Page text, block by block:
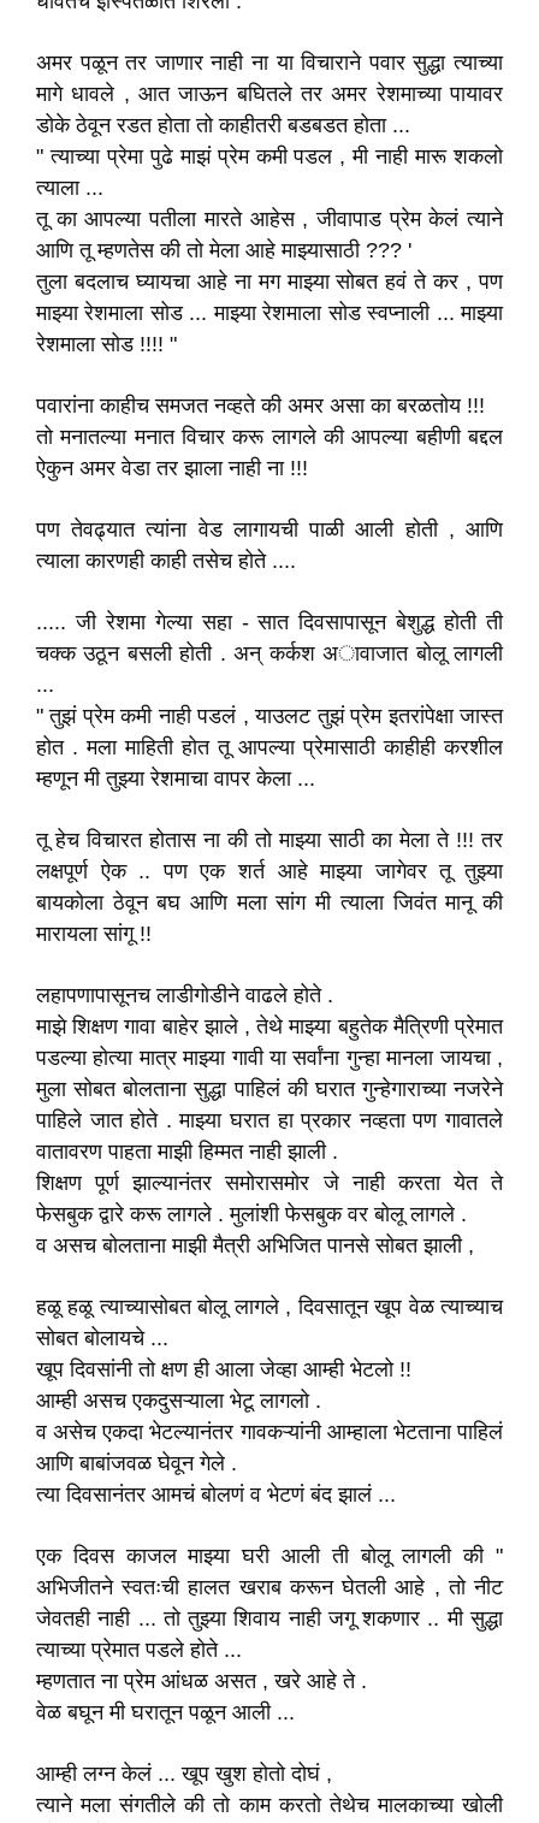
अमर पळून तर जाणार नाही ना या विचाराने पवार सुद्धा त्याच्या
मागे धावले , आत जाऊन बघितले तर अमर रेशमाच्या पायावर
डोके ठेवून रडत होता तो काहीतरी बडबडत होता ...
" त्याच्या प्रेमा पुढे माझं प्रेम कमी पडल , मी नाही मारू शकलो
त्याला ...
तू का आपल्या पतीला मारते आहेस , जीवापाड प्रेम केलं त्याने
आणि तू म्हणतेस की तो मेला आहे माझ्यासाठी ??? '
तुला बदलाच घ्यायचा आहे ना मग माझ्या सोबत हवं ते कर , पण
माझ्या रेशमाला सोड ... माझ्या रेशमाला सोड स्वप्नाली ... माझ्या
रेशमाला सोड !!!! "
पवारांना काहीच समजत नव्हते की अमर असा का बरळतोय !!!
तो मनातल्या मनात विचार करू लागले की आपल्या बहीणी बद्दल
ऐकुन अमर वेडा तर झाला नाही ना !!!
पण तेवढ्यात त्यांना वेड लागायची पाळी आली होती , आणि
त्याला कारणही काही तसेच होते ....
..... जी रेशमा गेल्या सहा - सात दिवसापासून बेशुद्ध होती ती
चक्क उठून बसली होती . अन् कर्कश अावाजात बोलू लागली
...
" तुझं प्रेम कमी नाही पडलं , याउलट तुझं प्रेम इतरांपेक्षा जास्त
होत . मला माहिती होत तू आपल्या प्रेमासाठी काहीही करशील
म्हणून मी तुझ्या रेशमाचा वापर केला ...
तू हेच विचारत होतास ना की तो माझ्या साठी का मेला ते !!! तर
लक्षपूर्ण ऐक .. पण एक शर्त आहे माझ्या जागेवर तू तुझ्या
बायकोला ठेवून बघ आणि मला सांग मी त्याला जिवंत मानू की
मारायला सांगू !!
लहापणापासूनच लाडीगोडीने वाढले होते .
माझे शिक्षण गावा बाहेर झाले , तेथे माझ्या बहुतेक मैत्रिणी प्रेमात
पडल्या होत्या मात्र माझ्या गावी या सर्वांना गुन्हा मानला जायचा ,
मुला सोबत बोलताना सुद्धा पाहिलं की घरात गुन्हेगाराच्या नजरेने
पाहिले जात होते . माझ्या घरात हा प्रकार नव्हता पण गावातले
वातावरण पाहता माझी हिम्मत नाही झाली .
शिक्षण पूर्ण झाल्यानंतर समोरासमोर जे नाही करता येत ते
फेसबुक द्वारे करू लागले . मुलांशी फेसबुक वर बोलू लागले .
व असच बोलताना माझी मैत्री अभिजित पानसे सोबत झाली ,
हळू हळू त्याच्यासोबत बोलू लागले , दिवसातून खूप वेळ त्याच्याच
सोबत बोलायचे ...
खूप दिवसांनी तो क्षण ही आला जेव्हा आम्ही भेटलो !!
आम्ही असच एकदुसऱ्याला भेटू लागलो .
व असेच एकदा भेटल्यानंतर गावकऱ्यांनी आम्हाला भेटताना पाहिलं
आणि बाबांजवळ घेवून गेले .
त्या दिवसानंतर आमचं बोलणं व भेटणं बंद झालं ...
एक दिवस काजल माझ्या घरी आली ती बोलू लागली की "
अभिजीतने स्वतःची हालत खराब करून घेतली आहे , तो नीट
जेवतही नाही ... तो तुझ्या शिवाय नाही जगू शकणार .. मी सुद्धा
त्याच्या प्रेमात पडले होते ...
म्हणतात ना प्रेम आंधळ असत , खरे आहे ते .
वेळ बघून मी घरातून पळून आली ...
आम्ही लग्न केलं ... खूप खुश होतो दोघं ,
त्याने मला संगतीले की तो काम करतो तेथेच मालकाच्या खोली